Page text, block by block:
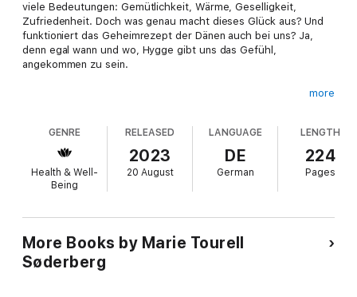
viele Bedeutungen: Gemütlichkeit, Wärme, Geselligkeit,
Zufriedenheit. Doch was genau macht dieses Glück aus? Und
funktioniert das Geheimrezept der Dänen auch bei uns? Ja,
denn egal wann und wo, Hygge gibt uns das Gefühl,
angekommen zu sein.
zeigt die gebürtige Dänin Marie Tourell Søderberg, wie auch
Sie Hygge zu einem wundervollen Bestandteil Ihres Lebens
machen können. Dafür hat die dänische Schauspielerin die
besten Tipps ihrer Landsleute gesammelt und die Momente
eingefangen, die Hygge ausmachen: im Winter in Decken
sehen, in lauwarmen Sommernächten am Lagerfeuer
zusammenzusitzen und im Herbst lange Spaziergänge durch
rot-braun-orange Wälder zu unternehmen.
more
GENRE
Health & Well-
Being
RELEASED
2023
20 August
LANGUAGE
DE
German
LENGTH
224
Pages
More Books by Marie Tourell
Søderberg